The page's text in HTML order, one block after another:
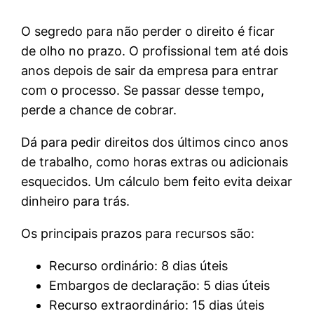
O segredo para não perder o direito é ficar
de olho no prazo. O profissional tem até dois
anos depois de sair da empresa para entrar
com o processo. Se passar desse tempo,
perde a chance de cobrar.
Dá para pedir direitos dos últimos cinco anos
de trabalho, como horas extras ou adicionais
esquecidos. Um cálculo bem feito evita deixar
dinheiro para trás.
Os principais prazos para recursos são:
Recurso ordinário: 8 dias úteis
Embargos de declaração: 5 dias úteis
Recurso extraordinário: 15 dias úteis